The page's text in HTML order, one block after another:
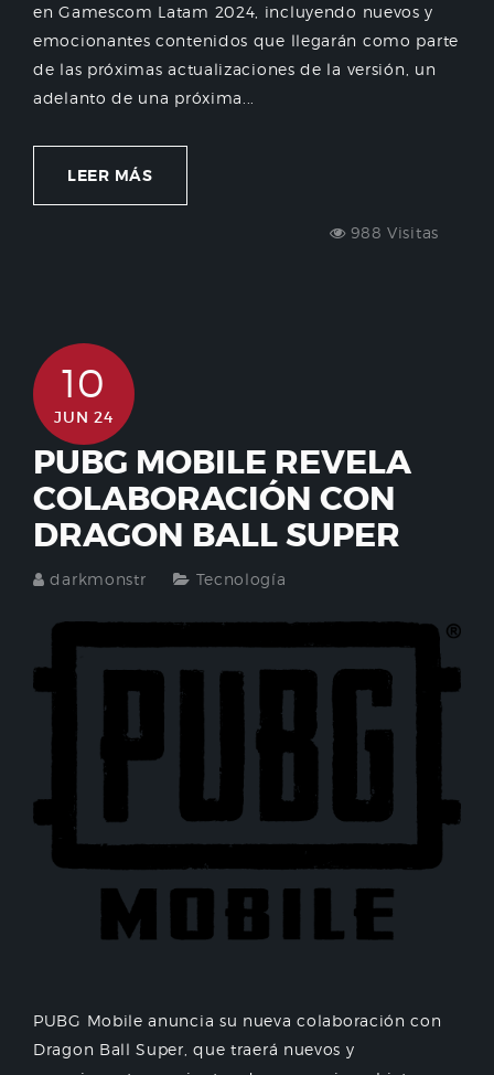
en Gamescom Latam 2024, incluyendo nuevos y
emocionantes contenidos que llegarán como parte
de las próximas actualizaciones de la versión, un
adelanto de una próxima...
LEER MÁS
988 Visitas
10
JUN 24
PUBG MOBILE REVELA
COLABORACIÓN CON
DRAGON BALL SUPER
darkmonstr Tecnología
PUBG Mobile anuncia su nueva colaboración con
Dragon Ball Super, que traerá nuevos y